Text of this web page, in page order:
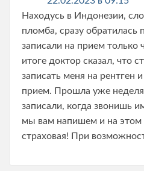
Находусь в Индонезии,
пломба, сразу обратилась
записали на прием только
итоге доктор сказал, что
записать меня на рентген
прием. Прошла уже
записали, когда звонишь
мы вам напишем и на этом
страховая! При